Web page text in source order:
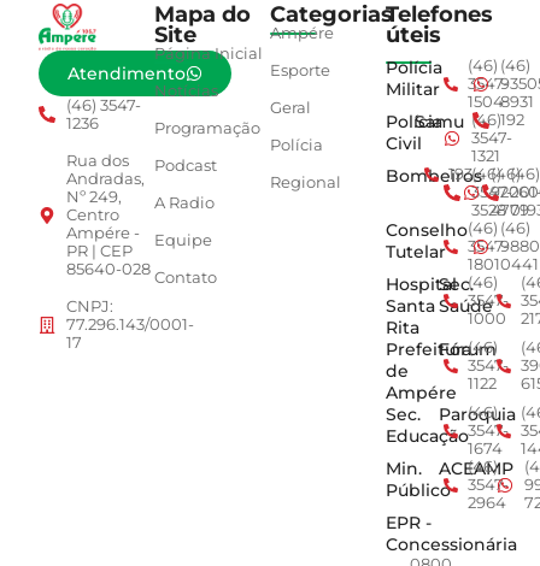
Atendimento
(46) 3547-
1236
Rua dos
Andradas,
Nº 249,
Centro
Ampére -
PR | CEP
85640-028
CNPJ:
77.296.143/0001-
17
Mapa do
Site
Página Inicial
Notícias
Programação
Podcast
A Radio
Equipe
Contato
Categorias
Ampére
Esporte
Geral
Polícia
Regional
Telefones
úteis
Polícia
Militar
(46)
3547-
1504
(46)
8931
Polícia
Civil
Samu (46)
3547-
1321
192
Bombeiros
193(46)
3547-
3528
(46)
4779
(46)
Conselho
Tutelar
(46)
3547-
1801
(46)
0441
Hospital
Santa
Rita
Sec.
Saúde
(46)
3547-
1000
Prefeitura
de
Ampére
Fórum
(46)
3547-
1122
Sec.
Educação
Paroquia
(46)
3547-
1674
Min.
Público
ACEAMP
(46)
3547-
2964
EPR -
Concessionária